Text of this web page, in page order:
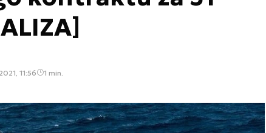
11:56 1 min.